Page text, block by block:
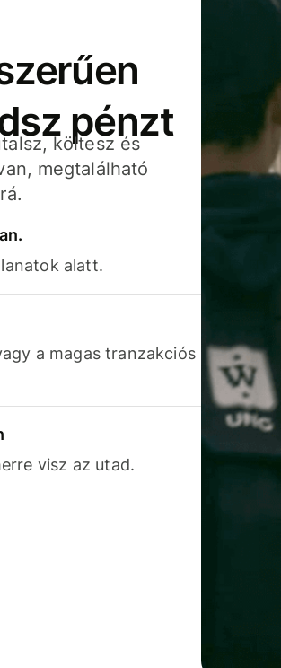
pénzt
költesz és
megtalálható
alatt.
a magas tranzakciós
visz az utad.